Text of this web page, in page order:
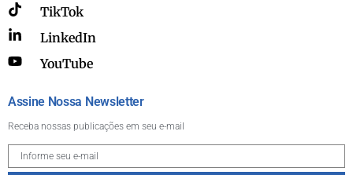
TikTok
LinkedIn
YouTube
Assine Nossa Newsletter
Receba nossas publicações em seu e-mail